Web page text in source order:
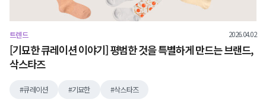
트렌드 2026.04.02
[기묘한 큐레이션 이야기] 평범한 것을 특별하게 만드는 브랜드,
삭스타즈
큐레이션 기묘한 삭스타즈